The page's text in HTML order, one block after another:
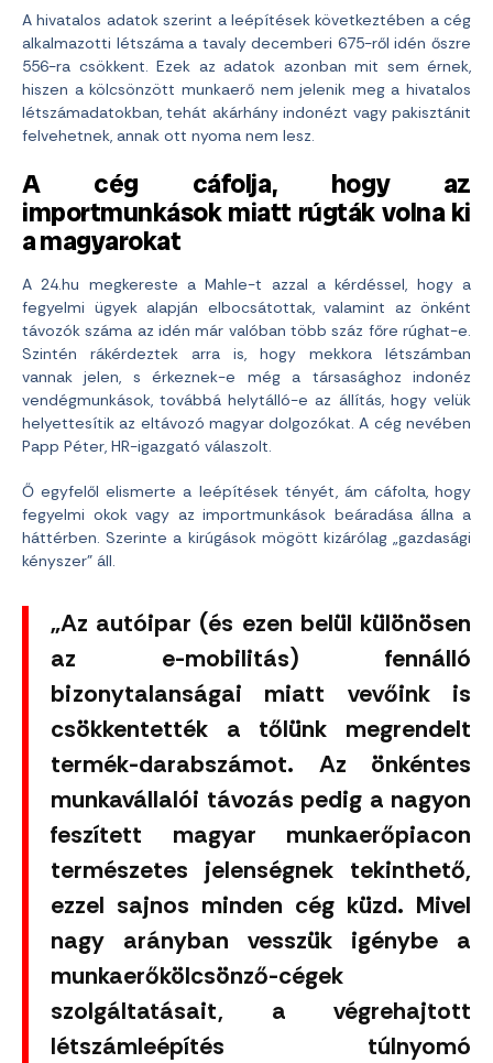
A hivatalos adatok szerint a leépítések következtében a cég
alkalmazotti létszáma a tavaly decemberi 675-ről idén őszre
556-ra csökkent. Ezek az adatok azonban mit sem érnek,
hiszen a kölcsönzött munkaerő nem jelenik meg a hivatalos
létszámadatokban, tehát akárhány indonézt vagy pakisztánit
felvehetnek, annak ott nyoma nem lesz.
A cég cáfolja, hogy az
importmunkások miatt rúgták volna ki
a magyarokat
A 24.hu megkereste a Mahle-t azzal a kérdéssel, hogy a
fegyelmi ügyek alapján elbocsátottak, valamint az önként
távozók száma az idén már valóban több száz főre rúghat-e.
Szintén rákérdeztek arra is, hogy mekkora létszámban
vannak jelen, s érkeznek-e még a társasághoz indonéz
vendégmunkások, továbbá helytálló-e az állítás, hogy velük
helyettesítik az eltávozó magyar dolgozókat. A cég nevében
Papp Péter, HR-igazgató válaszolt.
Ő egyfelől elismerte a leépítések tényét, ám cáfolta, hogy
fegyelmi okok vagy az importmunkások beáradása állna a
háttérben. Szerinte a kirúgások mögött kizárólag „gazdasági
kényszer” áll.
„Az autóipar (és ezen belül különösen
az e-mobilitás) fennálló
bizonytalanságai miatt vevőink is
csökkentették a tőlünk megrendelt
termék-darabszámot. Az önkéntes
munkavállalói távozás pedig a nagyon
feszített magyar munkaerőpiacon
természetes jelenségnek tekinthető,
ezzel sajnos minden cég küzd. Mivel
nagy arányban vesszük igénybe a
munkaerőkölcsönző-cégek
szolgáltatásait, a végrehajtott
létszámleépítés túlnyomó